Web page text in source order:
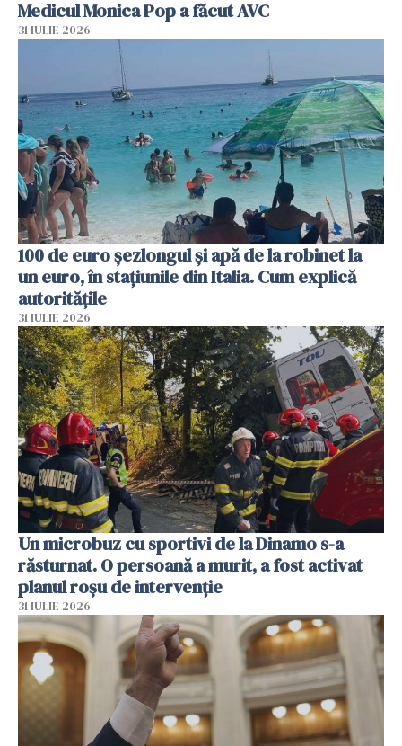
Medicul Monica Pop a făcut AVC
31 IULIE 2026
100 de euro șezlongul și apă de la robinet la
un euro, în stațiunile din Italia. Cum explică
autoritățile
31 IULIE 2026
Un microbuz cu sportivi de la Dinamo s-a
răsturnat. O persoană a murit, a fost activat
planul roșu de intervenție
31 IULIE 2026